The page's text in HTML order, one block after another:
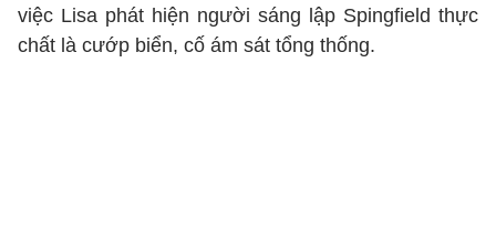
việc Lisa phát hiện người sáng lập Spingfield thực
chất là cướp biển, cố ám sát tổng thống.